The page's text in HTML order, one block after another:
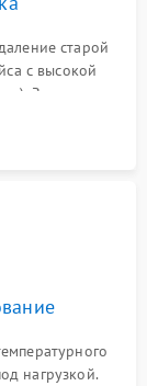
старой
с высокой
Замена
и подключение
нагрузкой.